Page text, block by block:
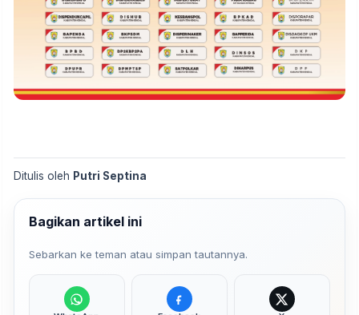
Ditulis oleh Putri Septina
Bagikan artikel ini
Sebarkan ke teman atau simpan tautannya.